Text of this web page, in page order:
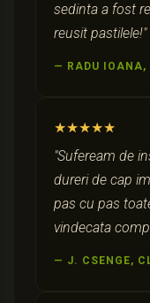
sedinta a fost
reusit pastilele!"
— RADU IOANA,
★★★★★
"Sufeream de
dureri de cap
pas cu pas
vindecata
— J. CSENGE,